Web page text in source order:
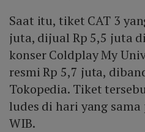
Saat itu, tiket CAT 3
juta, dijual Rp 5,5 juta
konser Coldplay My
resmi Rp 5,7 juta,
Tokopedia. Tiket
ludes di hari yang sama
WIB.